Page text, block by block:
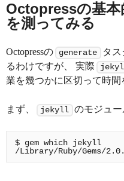
Octopressの基本
を測ってみる
Octopressの generate タス
るわけですが、 実際
業を幾つかに区切って時間
まず、 jekyll のモジュ
$ gem which jekyll